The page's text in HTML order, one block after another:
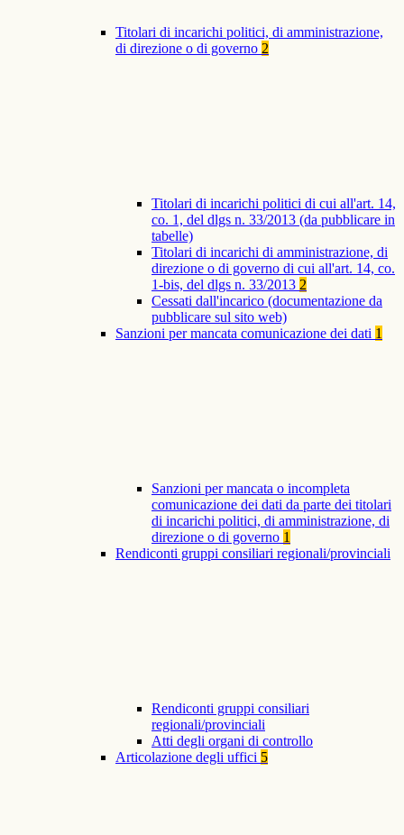
Titolari di incarichi politici, di amministrazione,
di direzione o di governo 2
Titolari di incarichi politici di cui all'art. 14,
co. 1, del dlgs n. 33/2013 (da pubblicare in
tabelle)
Titolari di incarichi di amministrazione, di
direzione o di governo di cui all'art. 14, co.
1-bis, del dlgs n. 33/2013 2
Cessati dall'incarico (documentazione da
pubblicare sul sito web)
Sanzioni per mancata comunicazione dei dati 1
Sanzioni per mancata o incompleta
comunicazione dei dati da parte dei titolari
di incarichi politici, di amministrazione, di
direzione o di governo 1
Rendiconti gruppi consiliari regionali/provinciali
Rendiconti gruppi consiliari
regionali/provinciali
Atti degli organi di controllo
Articolazione degli uffici 5